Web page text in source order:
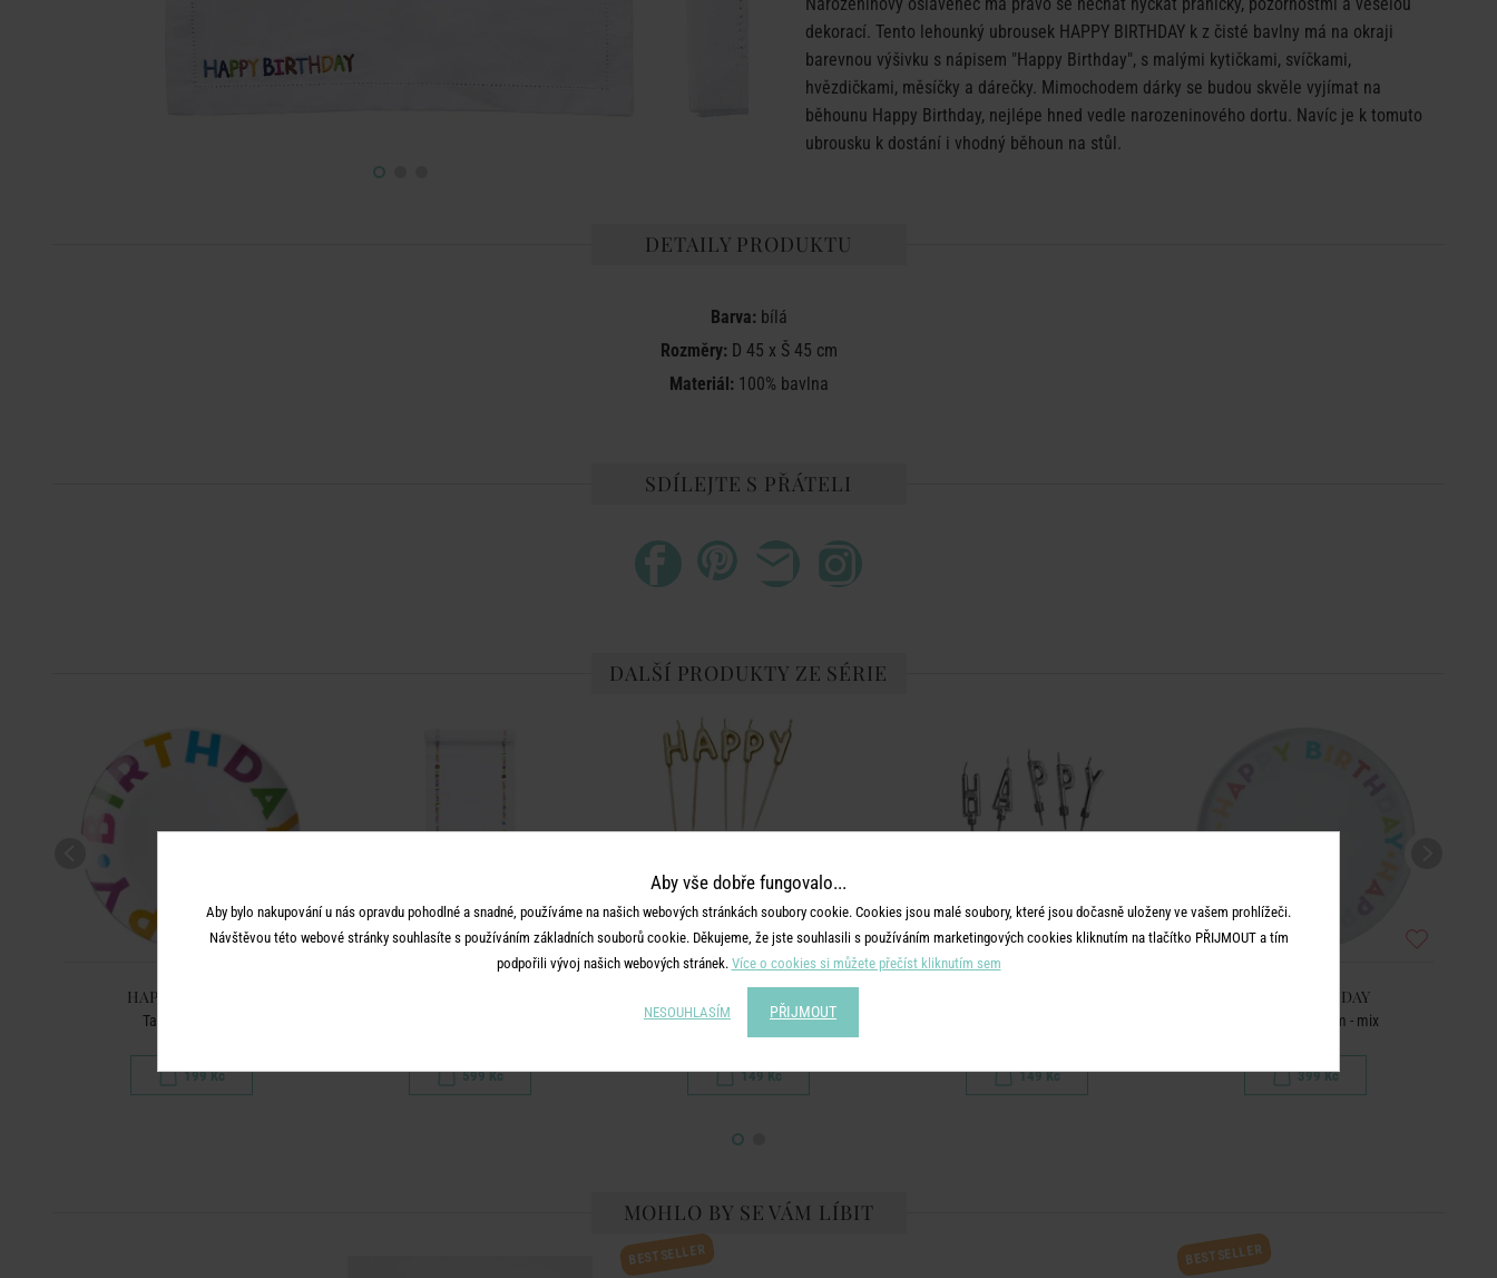
dekorací. Tento lehounký ubrousek HAPPY BIRTHDAY k z čisté bavlny má na okraji
barevnou výšivku s nápisem "Happy Birthday", s malými kytičkami, svíčkami,
hvězdičkami, měsíčky a dárečky. Mimochodem dárky se budou skvěle vyjímat na
běhounu Happy Birthday, nejlépe hned vedle narozeninového dortu. Navíc je k tomuto
ubrousku k dostání i vhodný běhoun na stůl.
DETAILY PRODUKTU
Barva:bílá
Rozměry:D 45 x Š 45 cm
Materiál:100% bavlna
SDÍLEJTE S PŘÁTELI
DALŠÍ PRODUKTY ZE SÉRIE
HAPPY BIRTHDAY
Talíř 20 cm - mix
199 Kč 599 Kč
Svíčky na dort set - zlatá
149 Kč 149 Kč
HAPPY BIRTHDAY
Talíř na dort 32 cm - mix
399 Kč
MOHLO BY SE VÁM LÍBIT
BESTSELLER BESTSELLER
Aby vše dobře fungovalo...
Aby bylo nakupování u nás opravdu pohodlné a snadné, používáme na našich webových stránkách soubory cookie. Cookies jsou malé soubory, které jsou dočasně uloženy ve vašem prohlížeči.
Návštěvou této webové stránky souhlasíte s používáním základních souborů cookie. Děkujeme, že jste souhlasili s používáním marketingových cookies kliknutím na tlačítko PŘIJMOUT a tím
podpořili vývoj našich webových stránek. Více o cookies si můžete přečíst kliknutím sem
NESOUHLASÍM PŘIJMOUT